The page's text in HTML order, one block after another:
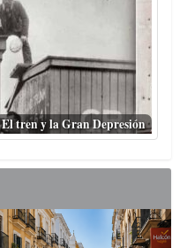
El tren y la Gran Depresión